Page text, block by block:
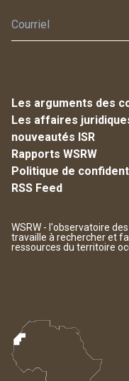
Les arguments des
Les affaires
nouveautés ISR
Rapports WSRW
Politique de
RSS Feed
WSRW - l'observatoire
travaille à rechercher et
ressources du territoire